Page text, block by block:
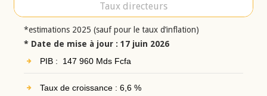
Taux directeurs
*estimations 2025 (sauf pour le taux d’inflation)
* Date de mise à jour : 17 juin 2026
PIB : 147 960 Mds Fcfa
Taux de croissance : 6,6 %